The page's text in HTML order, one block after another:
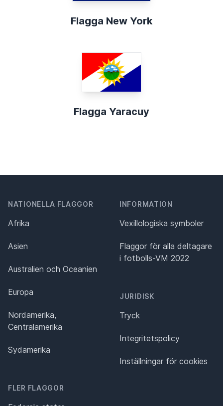
Flagga New York
Flagga Yaracuy
NATIONELLA FLAGGOR
Afrika
Asien
Australien och Oceanien
Europa
Nordamerika,
Centralamerika
Sydamerika
FLER FLAGGOR
INFORMATION
Vexillologiska symboler
Flaggor för alla deltagare
i fotbolls-VM 2022
JURIDISK
Tryck
Integritetspolicy
Inställningar för cookies